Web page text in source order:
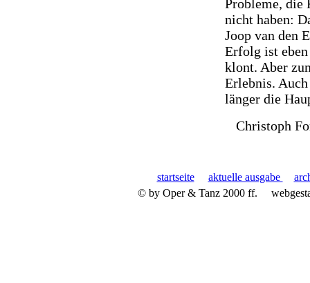
Probleme, die
nicht haben:
Joop van den
Erfolg ist
klont. Aber
Erlebnis.
länger die
Christoph
startseite aktuelle ausgabe
© by Oper & Tanz 2000 ff.